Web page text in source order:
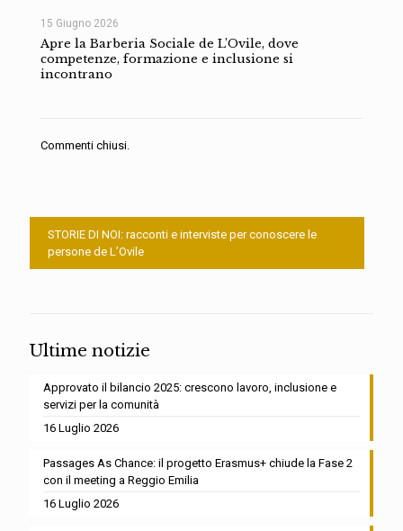
15 Giugno 2026
Apre la Barberia Sociale de L’Ovile, dove
competenze, formazione e inclusione si
incontrano
Commenti chiusi.
STORIE DI NOI: racconti e interviste per conoscere le
persone de L’Ovile
Ultime notizie
Approvato il bilancio 2025: crescono lavoro, inclusione e
servizi per la comunità
16 Luglio 2026
Passages As Chance: il progetto Erasmus+ chiude la Fase 2
con il meeting a Reggio Emilia
16 Luglio 2026